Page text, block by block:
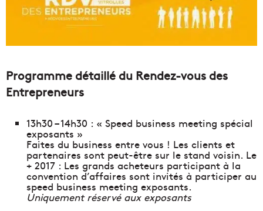
Programme détaillé du Rendez-vous des
Entrepreneurs
13h30 – 14h30 : « Speed business meeting spécial
exposants »
Faites du business entre vous ! Les clients et
partenaires sont peut-être sur le stand voisin. Le
+ 2017 : Les grands acheteurs participant à la
convention d’affaires sont invités à participer au
speed business meeting exposants.
Uniquement réservé aux exposants